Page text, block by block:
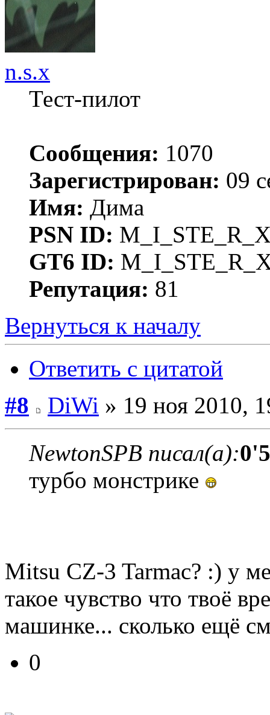
n.s.x
Тест-пилот
Сообщения: 1070
Зарегистрирован: 09
Имя: Дима
PSN ID:
GT6 ID:
Репутация: 81
Вернуться к началу
Ответить с цитатой
#8
DiWi » 19 ноя 2010,
NewtonSPB писал(а):
турбо монстрике
Mitsu CZ-3 Tarmac? :) у
такое чувство что твоё
машинке... сколько ещё
0